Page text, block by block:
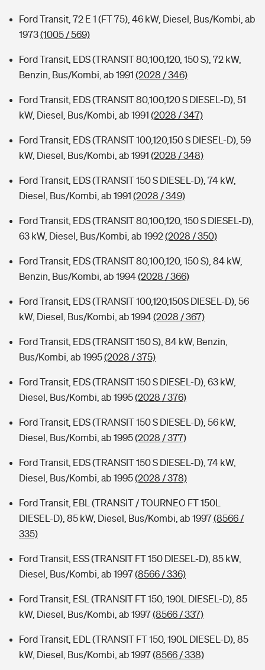
Ford Transit, 72 E 1 (FT 75), 46 kW, Diesel, Bus/Kombi, ab
1973(1005 / 569)
Ford Transit, EDS (TRANSIT 80,100,120, 150 S), 72 kW,
Benzin, Bus/Kombi, ab 1991 (2028 / 346)
Ford Transit, EDS (TRANSIT 80,100,120 S DIESEL-D), 51
kW, Diesel, Bus/Kombi, ab 1991 (2028 / 347)
Ford Transit, EDS (TRANSIT 100,120,150 S DIESEL-D), 59
kW, Diesel, Bus/Kombi, ab 1991 (2028 / 348)
Ford Transit, EDS (TRANSIT 150 S DIESEL-D), 74 kW,
Diesel, Bus/Kombi, ab 1991 (2028 / 349)
Ford Transit, EDS (TRANSIT 80,100,120, 150 S DIESEL-D),
63 kW, Diesel, Bus/Kombi, ab 1992(2028 / 350)
Ford Transit, EDS (TRANSIT 80,100,120, 150 S), 84 kW,
Benzin, Bus/Kombi, ab 1994(2028 / 366)
Ford Transit, EDS (TRANSIT 100,120,150S DIESEL-D), 56
kW, Diesel, Bus/Kombi, ab 1994(2028 / 367)
Ford Transit, EDS (TRANSIT 150 S), 84 kW, Benzin,
Bus/Kombi, ab 1995(2028 / 375)
Ford Transit, EDS (TRANSIT 150 S DIESEL-D), 63 kW,
Diesel, Bus/Kombi, ab 1995(2028 / 376)
Ford Transit, EDS (TRANSIT 150 S DIESEL-D), 56 kW,
Diesel, Bus/Kombi, ab 1995(2028 / 377)
Ford Transit, EDS (TRANSIT 150 S DIESEL-D), 74 kW,
Diesel, Bus/Kombi, ab 1995(2028 / 378)
Ford Transit, EBL (TRANSIT / TOURNEO FT 150L
DIESEL-D), 85 kW, Diesel, Bus/Kombi, ab 1997(8566 /
335)
Ford Transit, ESS (TRANSIT FT 150 DIESEL-D), 85 kW,
Diesel, Bus/Kombi, ab 1997(8566 / 336)
Ford Transit, ESL (TRANSIT FT 150, 190L DIESEL-D), 85
kW, Diesel, Bus/Kombi, ab 1997(8566 / 337)
Ford Transit, EDL (TRANSIT FT 150, 190L DIESEL-D), 85
kW, Diesel, Bus/Kombi, ab 1997(8566 / 338)